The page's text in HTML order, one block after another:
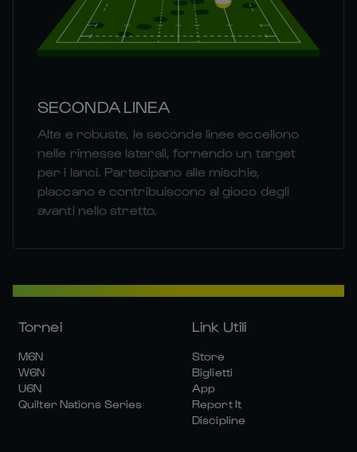
SECONDA LINEA
Alte e robuste, le seconde linee eccellono
nelle rimesse laterali, fornendo un target
per i lanci. Partecipano alle mischie,
placcano e contribuiscono al gioco degli
avanti nello stretto.
Tornei
M6N
W6N
U6N
Quilter Nations Series
Link Utili
Store
Biglietti
App
Report It
Discipline